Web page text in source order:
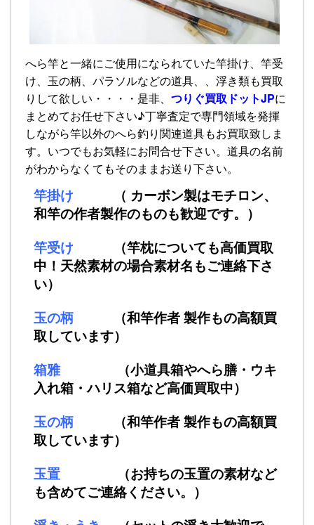
へら竿と一緒にご使用になられていた竿掛け、竿受
け、玉の柄、パラソルなどの道具、、浮き類も買取
りして欲しい・・・・是非、 つりぐ買取ドットJPに
まとめてお任せ下さい♪丁寧査定で専門領域を発揮
しながら竿以外のへら釣り関連道具もお買取致しま
す。いつでもお気軽にお問合せ下さい。道具の名前
がわからなくてもそのままお送り下さい。
竿掛け
（ カーボン製はモチロン、
和竿の作者製作のものも歓迎です。）
竿受け
（竿枕についても高価買取
中！天然素材の場合素材名もご連絡下さ
い）
玉の柄
（和竿作者 製作もの高額買
取しています）
箱雅
（小道具箱やへら膳・ウキ
入れ箱・ハリス箱など高価買取中）
玉の柄
（和竿作者 製作もの高額買
取しています）
玉置
（お持ちの玉置の素材など
も含めてご連絡ください。）